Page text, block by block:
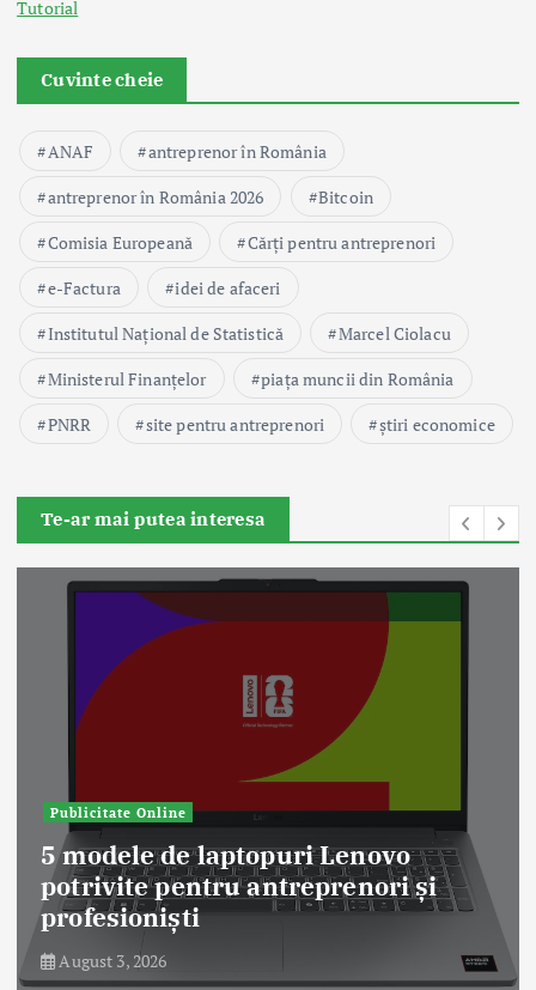
Tutorial
Cuvinte cheie
ANAF
antreprenor în România
antreprenor în România 2026
Bitcoin
Comisia Europeană
Cărți pentru antreprenori
e-Factura
idei de afaceri
Institutul Național de Statistică
Marcel Ciolacu
Ministerul Finanțelor
piața muncii din România
PNRR
site pentru antreprenori știri economice
Te-ar mai putea interesa
Publicitate Online
5 modele de laptopuri Lenovo
potrivite pentru antreprenori și
profesioniști
August 3, 2026